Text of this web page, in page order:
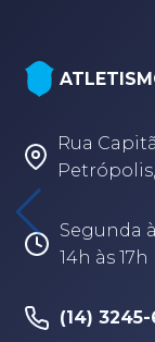
Rua
Segunda
14h às 17h
(14)